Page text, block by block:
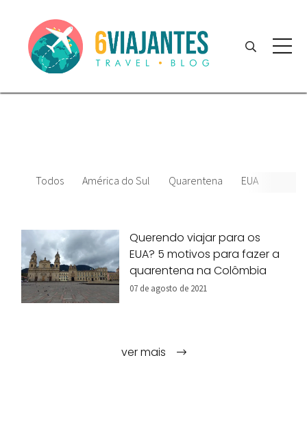
Todos América do Sul Quarentena EUA
Querendo viajar para os
EUA? 5 motivos para fazer a
quarentena na Colômbia
07 de agosto de 2021
ver mais